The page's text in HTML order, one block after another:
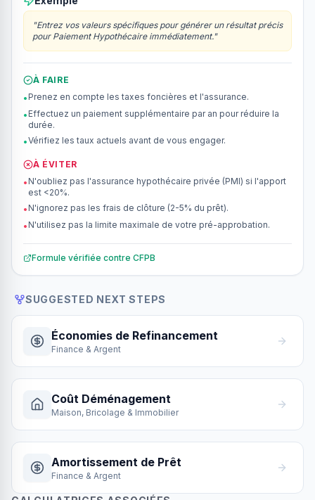
"Entrez vos valeurs spécifiques pour générer un résultat précis
pour Paiement Hypothécaire immédiatement."
À FAIRE
• Prenez en compte les taxes foncières et l'assurance.
• Effectuez un paiement supplémentaire par an pour réduire la
durée.
•Vérifiez les taux actuels avant de vous engager.
À ÉVITER
• N'oubliez pas l'assurance hypothécaire privée (PMI) si l'apport
est <20%.
• N'ignorez pas les frais de clôture (2-5% du prêt).
• N'utilisez pas la limite maximale de votre pré-approbation.
Formule vérifiée contre CFPB
SUGGESTED NEXT STEPS
Économies de Refinancement
Finance & Argent
Coût Déménagement
Maison, Bricolage & Immobilier
Amortissement de Prêt
Finance & Argent